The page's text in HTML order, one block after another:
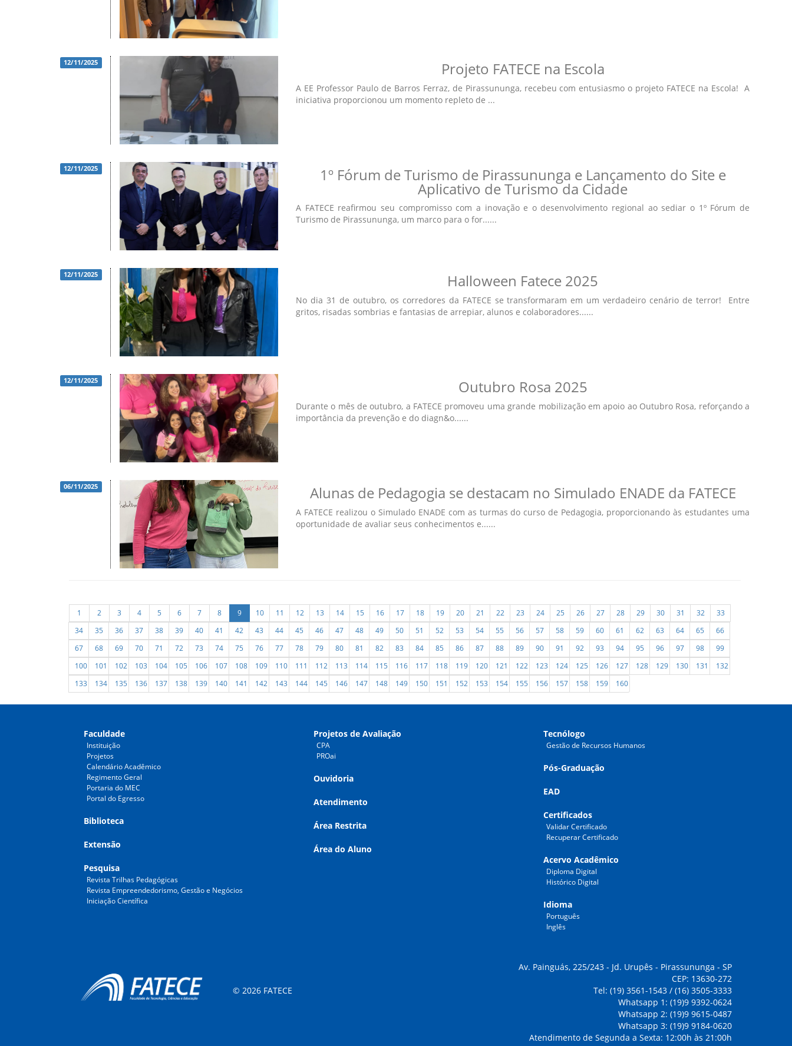
12/11/2025 Projeto FATECE na Escola
A EE Professor Paulo de Barros Ferraz, de Pirassununga, recebeu com entusiasmo o projeto FATECE na Escola! A
iniciativa proporcionou um momento repleto de ...
12/11/2025 1º Fórum de Turismo de Pirassununga e Lançamento do Site e
Aplicativo de Turismo da Cidade
A FATECE reafirmou seu compromisso com a inovação e o desenvolvimento regional ao sediar o 1º Fórum de
Turismo de Pirassununga, um marco para o for......
12/11/2025 Halloween Fatece 2025
No dia 31 de outubro, os corredores da FATECE se transformaram em um verdadeiro cenário de terror! Entre
gritos, risadas sombrias e fantasias de arrepiar, alunos e colaboradores......
12/11/2025 Outubro Rosa 2025
Durante o mês de outubro, a FATECE promoveu uma grande mobilização em apoio ao Outubro Rosa, reforçando a
importância da prevenção e do diagn&o......
06/11/2025 Alunas de Pedagogia se destacam no Simulado ENADE da FATECE
A FATECE realizou o Simulado ENADE com as turmas do curso de Pedagogia, proporcionando às estudantes uma
oportunidade de avaliar seus conhecimentos e......
1 2 3 4 5 6 7 8 9 10 11 12 13 14 15 16 17 18 19 20 21 22 23 24 25 26 27 28 29 30 31 32
33
34
35 36 37 38 39 40 41 42 43 44 45 46 47 48 49 50 51 52 53 54 55 56 57 58 59 60 61 62 63 64 65
66
67
68 69 70 71 72 73 74 75 76 77 78 79 80 81 82 83 84 85 86 87 88 89 90 91 92 93 94 95 96 97 98
99
100
101 102 103 104 105 106 107 108 109 110 111 112 113 114 115 116 117 118 119 120 121 122 123 124 125 126 127 128 129 130 131
132
133
134 135 136 137 138 139 140 141 142 143 144 145 146 147 148 149 150 151 152 153 154 155 156 157 158 159 160
Faculdade
Instituição
Projetos
Calendário Acadêmico
Regimento Geral
Portaria do MEC
Portal do Egresso
Biblioteca
Extensão
Pesquisa
Revista Trilhas Pedagógicas
Revista Empreendedorismo, Gestão e Negócios
Iniciação Científica
Projetos de Avaliação
CPA
PROai
Ouvidoria
Atendimento
Área Restrita
Área do Aluno
Tecnólogo
Gestão de Recursos Humanos
Pós-Graduação
EAD
Certificados
Validar Certificado
Recuperar Certificado
Acervo Acadêmico
Diploma Digital
Histórico Digital
Idioma
Português
Inglês
© 2026 FATECE
Av. Painguás, 225/243 - Jd. Urupês - Pirassununga - SP
CEP: 13630-272
Tel: (19) 3561-1543 / (16) 3505-3333
Whatsapp 1: (19)9 9392-0624
Whatsapp 2: (19)9 9615-0487
Whatsapp 3: (19)9 9184-0620
Atendimento de Segunda a Sexta: 12:00h às 21:00h